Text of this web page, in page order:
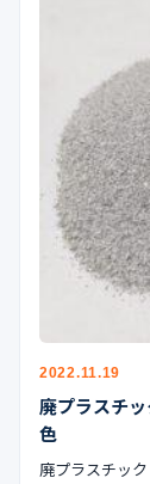
2022.11.19
廃プラスチ
色
廃プラスチック